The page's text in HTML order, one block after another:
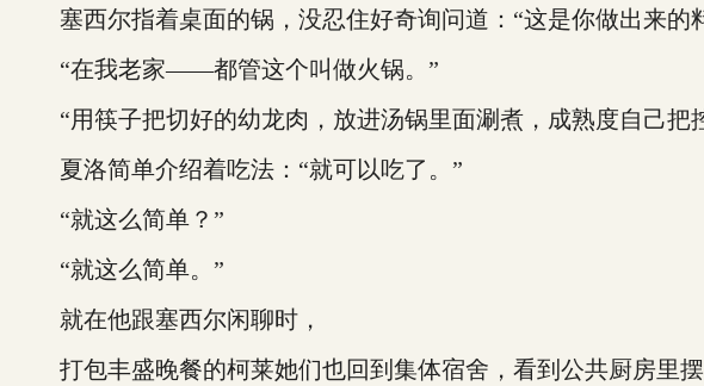
塞西尔指着桌面的锅，没忍住好奇询问道：“这是你做出来的
“在我老家——都管这个叫做火锅。”
“用筷子把切好的幼龙肉，放进汤锅里面涮煮，成熟度自己把
夏洛简单介绍着吃法：“就可以吃了。”
“就这么简单？”
“就这么简单。”
就在他跟塞西尔闲聊时，
打包丰盛晚餐的柯莱她们也回到集体宿舍，看到公共厨房里摆